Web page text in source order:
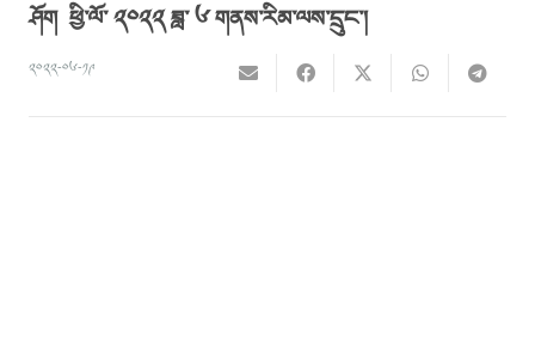
ཤོག ཕྱི་ལོ་ ༢༠༢༢ ཟླ་ ༦ གནས་རིམ་ལས་དྲུང་།
༢༠༢༢-༠༦-༡༩